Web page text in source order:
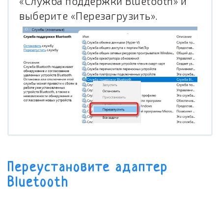
выберите «Перезагрузить».
Переустановите адаптер
Bluetooth